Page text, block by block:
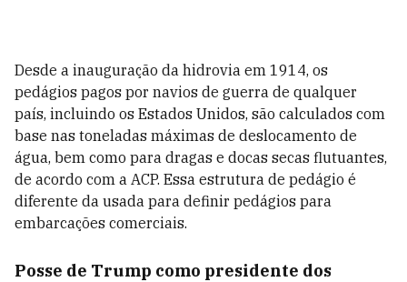
Desde a inauguração da hidrovia em 1914, os
pedágios pagos por navios de guerra de qualquer
país, incluindo os Estados Unidos, são calculados com
base nas toneladas máximas de deslocamento de
água, bem como para dragas e docas secas flutuantes,
de acordo com a ACP. Essa estrutura de pedágio é
diferente da usada para definir pedágios para
embarcações comerciais.
Posse de Trump como presidente dos